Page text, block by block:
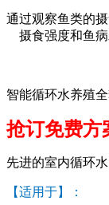
通过观察鱼类的
摄食强度和鱼
智能循环水养殖
抢订免费方
先进的室内循环
【适用于】：